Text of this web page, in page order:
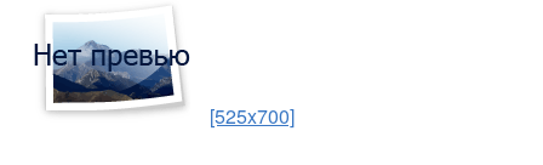
[525x700]